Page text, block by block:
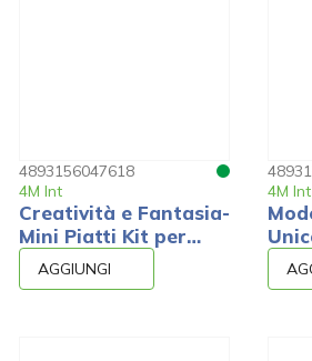
4893156047618
4M Int
Creatività e Fantasia-
Mini Piatti Kit per
Dipingere
AGGIUNGI
4M Int